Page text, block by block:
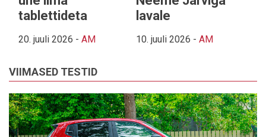
tablettideta
20. juuli 2026 - AM
lavale
10. juuli 2026 - AM
VIIMASED TESTID